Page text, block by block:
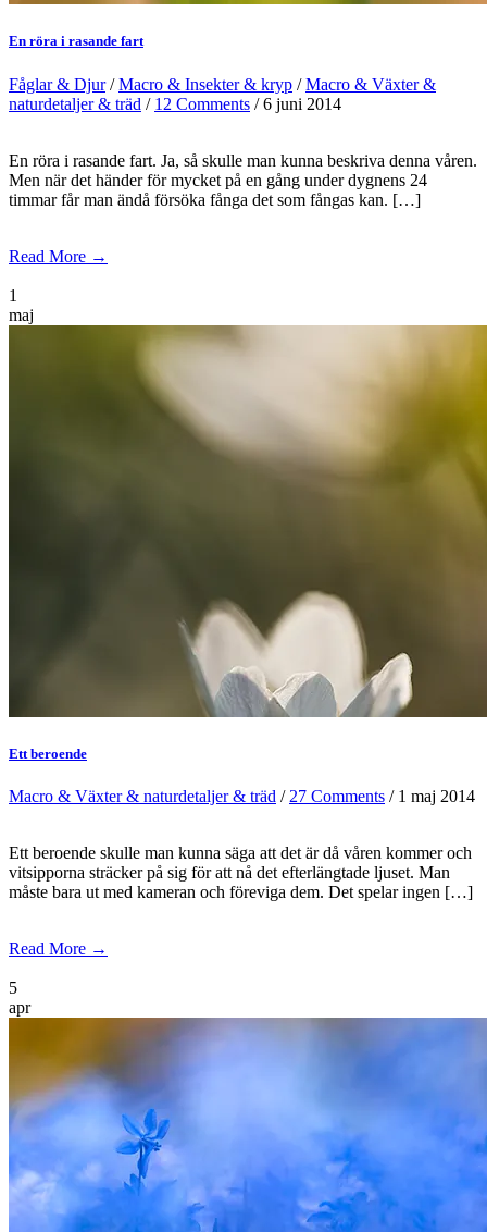
En röra i rasande fart
Fåglar & Djur/Macro & Insekter & kryp /Macro & Växter &
naturdetaljer & träd / 12 Comments / 6 juni 2014
En röra i rasande fart. Ja, så skulle man kunna beskriva denna våren.
Men när det händer för mycket på en gång under dygnens 24
timmar får man ändå försöka fånga det som fångas kan. […]
Read More →
1
maj
Ett beroende
Macro & Växter & naturdetaljer & träd / 27 Comments / 1 maj 2014
Ett beroende skulle man kunna säga att det är då våren kommer och
vitsipporna sträcker på sig för att nå det efterlängtade ljuset. Man
måste bara ut med kameran och föreviga dem. Det spelar ingen […]
Read More →
5
apr